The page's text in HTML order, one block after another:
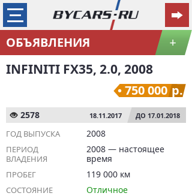
ОБЪЯВЛЕНИЯ +
INFINITI FX35, 2.0, 2008
750 000 р.
2578 18.11.2017 ДО 17.01.2018
ГОД ВЫПУСКА 2008
ПЕРИОД
ВЛАДЕНИЯ
2008 — настоящее
время
ПРОБЕГ 119 000 км
СОСТОЯНИЕ Отличное